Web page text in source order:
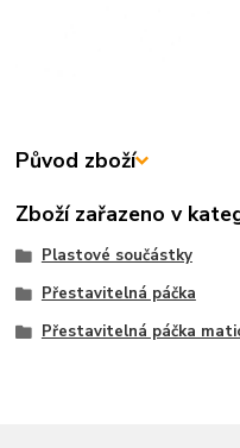
Původ zboží
Zboží zařazeno v
Plastové součástky
Přestavitelná páčka
Přestavitelná páčka